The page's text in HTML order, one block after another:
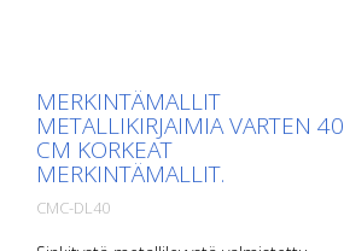
MERKINTÄMALLIT
METALLIKIRJAIMIA VARTEN 40
CM KORKEAT
MERKINTÄMALLIT.
CMC-DL40